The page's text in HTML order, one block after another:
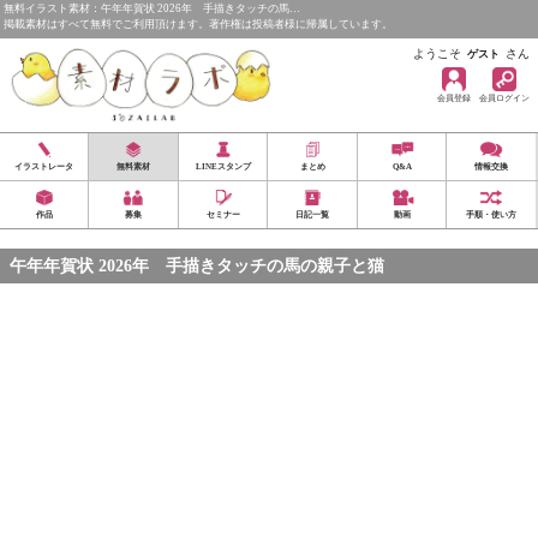
無料イラスト素材：午年年賀状 2026年 手描きタッチの馬…
掲載素材はすべて無料でご利用頂けます。著作権は投稿者様に帰属しています。
ようこそ ゲスト さん
会員登録 会員ログイン
イラストレータ 無料素材 LINEスタンプ まとめ Q&A 情報交換
作品 募集 セミナー 日記一覧 動画 手順・使い方
午年年賀状 2026年 手描きタッチの馬の親子と猫